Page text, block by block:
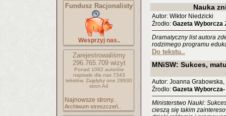
Fundusz Racjonalisty
Wesprzyj nas..
Zarejestrowaliśmy
296.765.709wizyt
Ponad 1062 autorów
napisało dla nas 7343
tekstów. Zajęłyby one 28930
stron A4
Najnowsze strony..
Archiwum streszczeń..
Nauka
Autor: Wiktor Niedzicki
Źrodło: Gazeta Wyborcza
Dramatyczny list autora
rodzimego programu
Do tekstu..
MNiSW: Sukces,
Autor: Joanna
Źrodło: Gazeta
Ministerstwo Nauki:
cieszą się takim